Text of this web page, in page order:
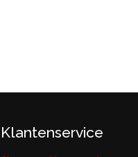
Klantenservice